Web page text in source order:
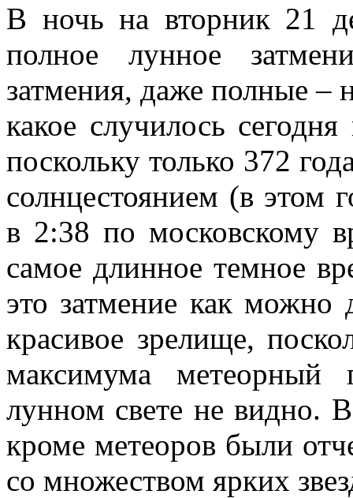
В ночь на вторник 21
полное лунное
затмения, даже полные –
какое случилось
поскольку только 372
солнцестоянием (в этом
в 2:38 по московскому
самое длинное темное
это затмение как можно
красивое зрелище,
максимума
лунном свете не видно.
кроме метеоров были
со множеством ярких